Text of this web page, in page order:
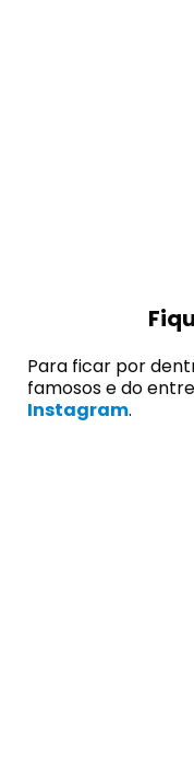
Para ficar por
famosos e do
Instagram.